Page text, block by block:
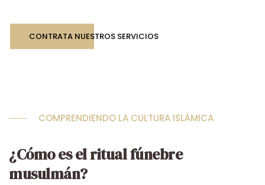
CONTRATA NUESTROS SERVICIOS
COMPRENDIENDO LA CULTURA ISLÁMICA
¿Cómo es el ritual fúnebre
musulmán?